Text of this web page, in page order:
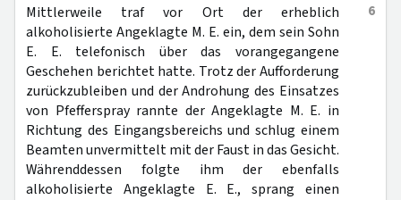
6
Mittlerweile traf vor Ort der erheblich
alkoholisierte Angeklagte M. E. ein, dem sein Sohn
E. E. telefonisch über das vorangegangene
Geschehen berichtet hatte. Trotz der Aufforderung
zurückzubleiben und der Androhung des Einsatzes
von Pfefferspray rannte der Angeklagte M. E. in
Richtung des Eingangsbereichs und schlug einem
Beamten unvermittelt mit der Faust in das Gesicht.
Währenddessen folgte ihm der ebenfalls
alkoholisierte Angeklagte E. E., sprang einen